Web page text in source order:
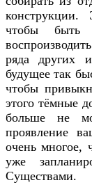
конструкции.
чтобы быть
ряда других
будущее так
чтобы
этого тёмные
больше не
проявление
очень многое,
уже
Существами.